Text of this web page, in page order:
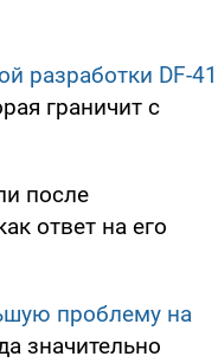
разработки DF-41
граничит с
после
ответ на его
проблему на
значительно